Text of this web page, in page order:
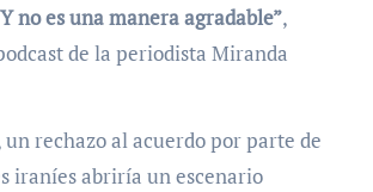
no es una manera agradable”,
de la periodista Miranda
rechazo al acuerdo por parte de
iraníes abriría un escenario